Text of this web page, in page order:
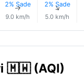
2% Sade
↑
9.0 km/h
2% Sade
↑
5.0 km/h
🇲🇼 (AQI)